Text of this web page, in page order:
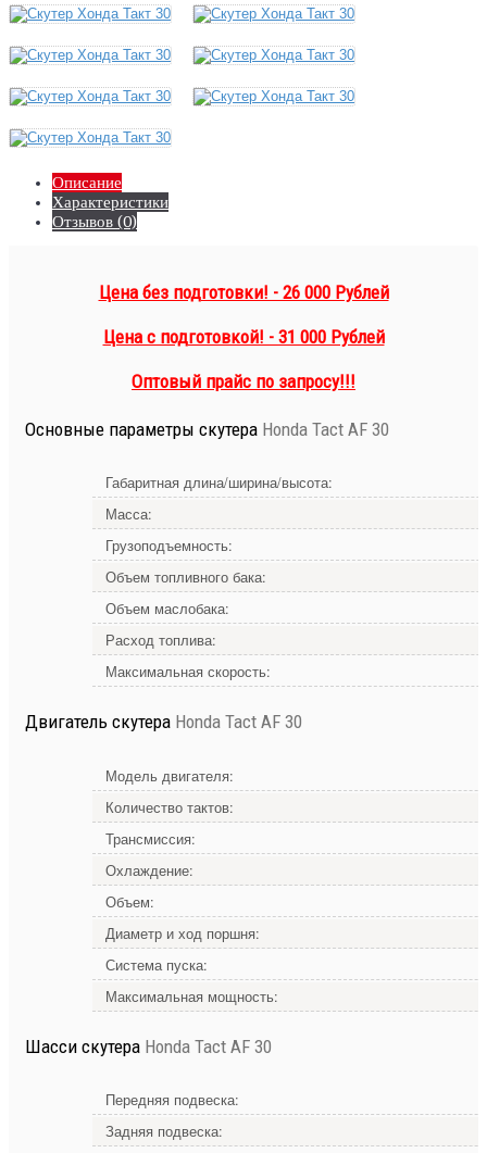
Описание
Характеристики
Отзывов (0)
Цена без подготовки! - 26 000 Рублей
Цена с подготовкой! - 31 000 Рублей
Оптовый прайс по запросу!!!
Основные параметры скутера Honda Tact AF 30
Габаритная длина/ширина/высота:
Масса:
Грузоподъемность:
Объем топливного бака:
Объем маслобака:
Расход топлива:
Максимальная скорость:
Двигатель скутера Honda Tact AF 30
Модель двигателя:
Количество тактов:
Трансмиссия:
Охлаждение:
Объем:
Диаметр и ход поршня:
Система пуска:
Максимальная мощность:
Шасси скутера Honda Tact AF 30
Передняя подвеска:
Задняя подвеска: